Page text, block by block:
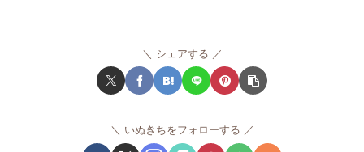
シェアする
いぬきちをフォローする